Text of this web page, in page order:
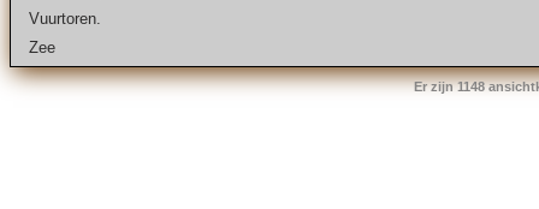
Vuurtoren.
Zee
Er zijn 1148